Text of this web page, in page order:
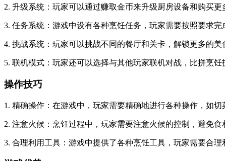
2. 升级系统：玩家可以通过赚取金币来升级厨房设备和购买更
3. 任务系统：游戏中设有各种烹饪任务，玩家需要按照要求完
4. 挑战系统：玩家可以挑战不同的餐厅和关卡，解锁更多的美
5. 联机模式：玩家还可以选择与其他玩家联机对战，比拼烹饪
操作技巧
1. 精确操作：在游戏中，玩家需要精确地进行各种操作，如
2. 注意火候：烹饪过程中，玩家需要注意火候的控制，避免食
3. 合理利用工具：游戏中提供了各种烹饪工具，玩家需要合理